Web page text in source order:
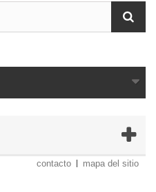
contacto mapa del sitio